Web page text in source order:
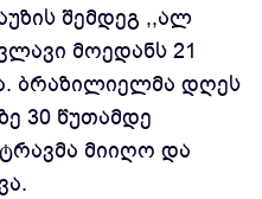
შემდეგ ,,ალ
მოედანს 21
ბრაზილიელმა დღეს
30 წუთამდე
მიიღო და